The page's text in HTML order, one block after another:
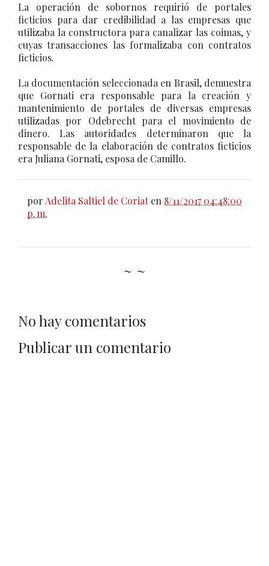
La operación de sobornos requirió de portales
ficticios para dar credibilidad a las empresas que
utilizaba la constructora para canalizar las coimas, y
cuyas transacciones las formalizaba con contratos
ficticios.
La documentación seleccionada en Brasil, demuestra
que Gornati era responsable para la creación y
mantenimiento de portales de diversas empresas
utilizadas por Odebrecht para el movimiento de
dinero. Las autoridades determinaron que la
responsable de la elaboración de contratos ficticios
era Juliana Gornati, esposa de Camillo.
por Adelita Saltiel de Coriat en 8/11/2017 04:48:00
p. m.
~ ~
No hay comentarios
Publicar un comentario